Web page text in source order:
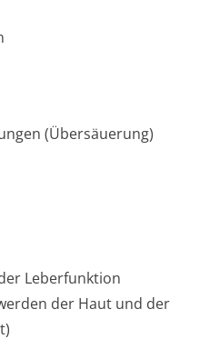
(Übersäuerung)
Leberfunktion
der Haut und der